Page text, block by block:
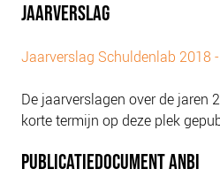
JAARVERSLAG
Jaarverslag Schuldenlab 2018
De jaarverslagen over de jaren
korte termijn op deze plek
PUBLICATIEDOCUMENT ANBI